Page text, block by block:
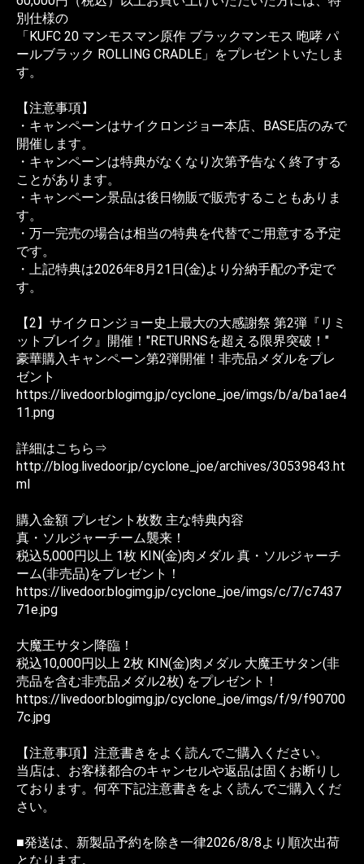
別仕様の
「KUFC 20 マンモスマン原作 ブラックマンモス 咆哮 パ
ールブラック ROLLING CRADLE」をプレゼントいたしま
す。
【注意事項】
・キャンペーンはサイクロンジョー本店、BASE店のみで
開催します。
・キャンペーンは特典がなくなり次第予告なく終了する
ことがあります。
・キャンペーン景品は後日物販で販売することもありま
す。
・万一完売の場合は相当の特典を代替でご用意する予定
です。
・上記特典は2026年8月21日(金)より分納手配の予定で
す。
【2】サイクロンジョー史上最大の大感謝祭 第2弾『リミ
ットブレイク』開催！"RETURNSを超える限界突破！"
豪華購入キャンペーン第2弾開催！非売品メダルをプレ
ゼント
https://livedoor.blogimg.jp/cyclone_joe/imgs/b/a/ba1ae4
11.png
詳細はこちら⇒
http://blog.livedoor.jp/cyclone_joe/archives/30539843.ht
ml
購入金額 プレゼント枚数 主な特典内容
真・ソルジャーチーム襲来！
税込5,000円以上 1枚 KIN(金)肉メダル 真・ソルジャーチ
ーム(非売品)をプレゼント！
https://livedoor.blogimg.jp/cyclone_joe/imgs/c/7/c7437
71e.jpg
大魔王サタン降臨！
税込10,000円以上 2枚 KIN(金)肉メダル 大魔王サタン(非
売品を含む非売品メダル2枚) をプレゼント！
https://livedoor.blogimg.jp/cyclone_joe/imgs/f/9/f90700
7c.jpg
【注意事項】注意書きをよく読んでご購入ください。
当店は、お客様都合のキャンセルや返品は固くお断りし
ております。何卒下記注意書きをよく読んでご購入くだ
さい。
■発送は、新製品予約を除き一律2026/8/8より順次出荷
となります。